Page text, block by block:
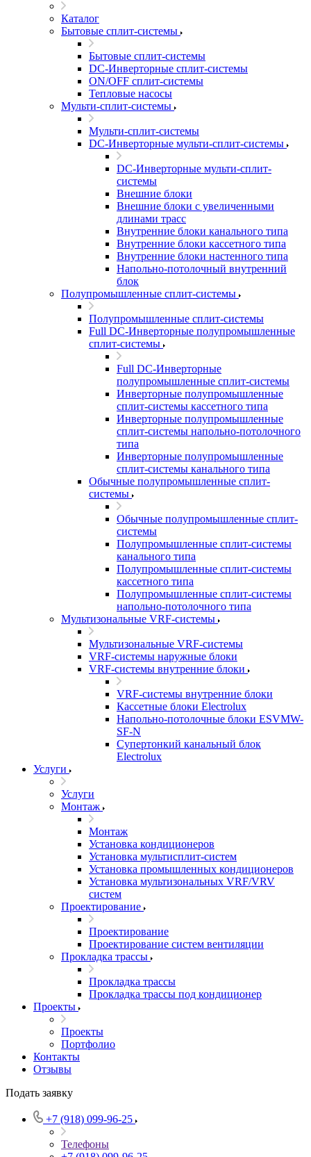
Каталог
Бытовые сплит-системы
Бытовые сплит-системы
DC-Инверторные сплит-системы
ON/OFF сплит-системы
Тепловые насосы
Мульти-сплит-системы
Мульти-сплит-системы
DC-Инверторные мульти-сплит-системы
DC-Инверторные мульти-сплит-
системы
Внешние блоки
Внешние блоки с увеличенными
длинами трасс
Внутренние блоки канального типа
Внутренние блоки кассетного типа
Внутренние блоки настенного типа
Напольно-потолочный внутренний
блок
Полупромышленные сплит-системы
Полупромышленные сплит-системы
Full DC-Инверторные полупромышленные
сплит-системы
Full DC-Инверторные
полупромышленные сплит-системы
Инверторные полупромышленные
сплит-системы кассетного типа
Инверторные полупромышленные
сплит-системы напольно-потолочного
типа
Инверторные полупромышленные
сплит-системы канального типа
Обычные полупромышленные сплит-
системы
Обычные полупромышленные сплит-
системы
Полупромышленные сплит-системы
канального типа
Полупромышленные сплит-системы
кассетного типа
Полупромышленные сплит-системы
напольно-потолочного типа
Мультизональные VRF-системы
Мультизональные VRF-системы
VRF-системы наружные блоки
VRF-системы внутренние блоки
VRF-системы внутренние блоки
Кассетные блоки Electrolux
Напольно-потолочные блоки ESVMW-
SF-N
Супертонкий канальный блок
Electrolux
Услуги
Услуги
Монтаж
Монтаж
Установка кондиционеров
Установка мультисплит-систем
Установка промышленных кондиционеров
Установка мультизональных VRF/VRV
систем
Проектирование
Проектирование
Проектирование систем вентиляции
Прокладка трассы
Прокладка трассы
Прокладка трассы под кондиционер
Проекты
Проекты
Портфолио
Контакты
Отзывы
Подать заявку
+7 (918) 099-96-25
Телефоны